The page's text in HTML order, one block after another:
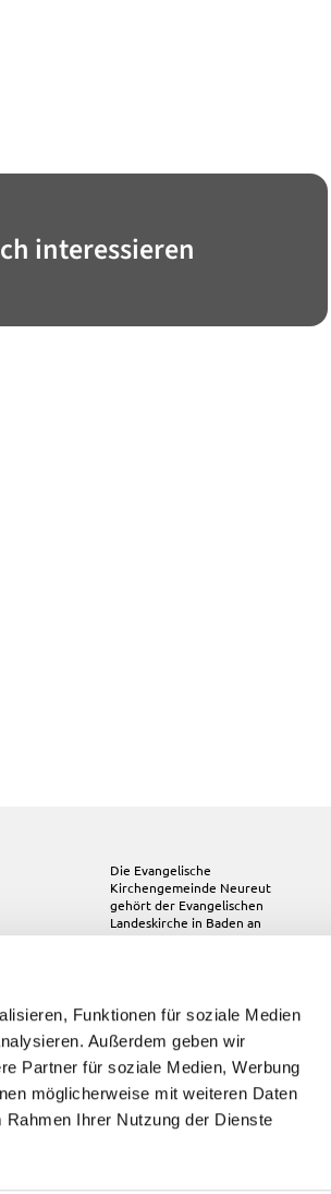
Funktionen für soziale Medien
Außerdem geben wir
Partner für soziale Medien, Werbung
möglicherweise mit weiteren Daten
Ihrer Nutzung der Dienste
interessieren
Die Evangelische
Kirchengemeinde Neureut
gehört der Evangelischen
Landeskirche in Baden an